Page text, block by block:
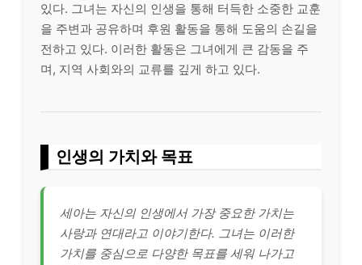
있다. 그녀는 자신의 인생을 통해 터득한 소중한 교훈
을 주변과 공유하며 후원 활동을 통해 도움의 손길을
전하고 있다. 이러한 활동은 그녀에게 큰 감동을 주
며, 지역 사회와의 교류를 깊게 하고 있다.
인생의 가치와 목표
세아는 자신의 인생에서 가장 중요한 가치는
사랑과 연대라고 이야기한다. 그녀는 이러한
가치를 중심으로 다양한 목표를 세워 나가고